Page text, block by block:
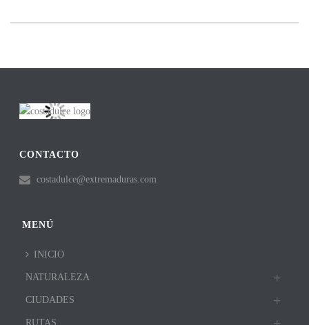
CONTACTO
costadulce@extremaduras.com
MENÚ
INICIO
NATURALEZA
CIUDADES
RUTAS